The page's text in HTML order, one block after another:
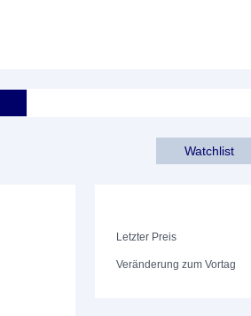
Watchlist
Letzter Preis
Veränderung zum Vortag